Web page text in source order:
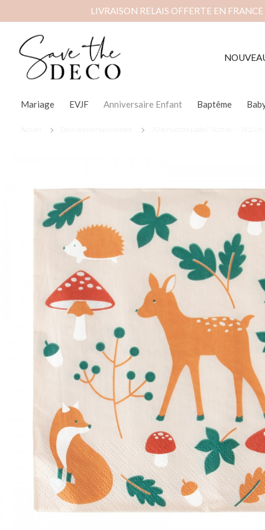
LIVRAISON RELAIS OFFERTE EN
Mariage EVJF Anniversaire Enfant Baptême
Accueil Deco anniversaire enfant 20 serviettes pastel "licorne" - 16.5 cm